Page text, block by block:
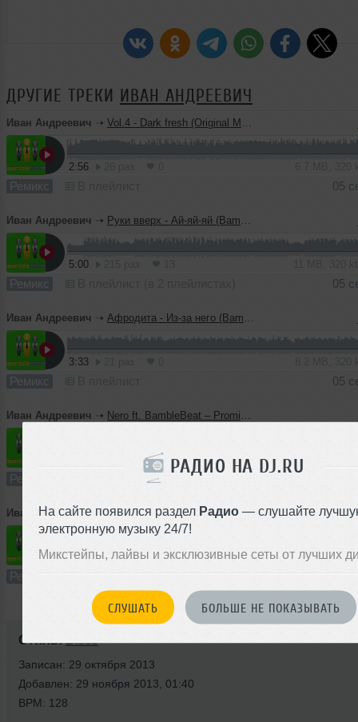
РАДИО НА DJ.RU
На сайте появился раздел Радио — слушайте
электронную музыку 24/7!
Микстейпы, лайвы и эксклюзивные сеты от лучших
СЛУШАТЬ БОЛЬШЕ НЕ ПОКАЗЫВАТЬ
ДРУГИЕ ТРЕКИ ИВАН АНДРЕЕВИЧ
Иван Андреевич ➝ Vol.4 - Dark fresh (Original Moscow mix)
2:56
Ремикс 05
Иван Андреевич ➝ Руки вверх - Ай-яй-яй (BambleBeat remix)
5:00
Ремикс 05
Иван Андреевич ➝ Афродита - Из-за него (BambleBeat remix)
3:33
Ремикс 05
Иван Андреевич ➝ Nero ft. BambleBeat – Promises
0 11 MB, 320
Ремикс
Иван Андреевич ➝Calvin Harris ft. Ellie Goulding - I Need Your love (bamblebeat realmix)
3:41 42 раза 1 8.5 MB, 320
Ремикс
Стиль: Disco
Записан: 29 октября 2013
Добавлен: 29 ноября 2013, 01:40
BPM: 128